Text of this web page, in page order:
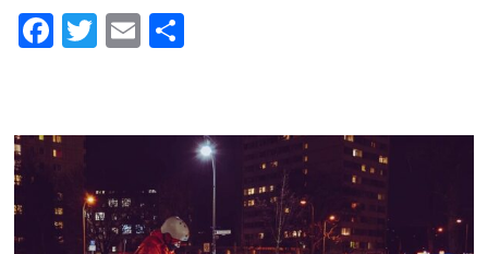
Facebook
Twitter
EmailPartager